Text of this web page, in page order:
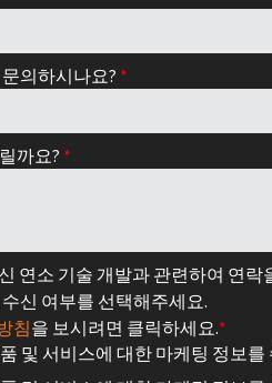
의하시나요? *
까요? *
연소 기술 개발과 관련하여 연락
신 여부를 선택해주세요.
침을 보시려면 클릭하세요.*
품 및 서비스에 대한 마케팅 정보